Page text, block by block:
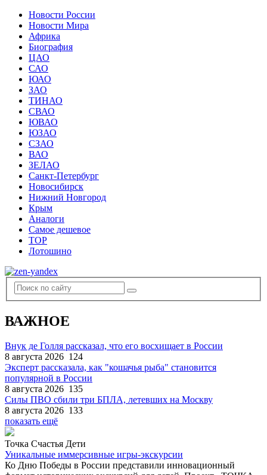
Новости России
Новости Мира
Африка
Биография
ЦАО
САО
ЮАО
ЗАО
ТИНАО
СВАО
ЮВАО
ЮЗАО
СЗАО
ВАО
ЗЕЛАО
Санкт-Петербург
Новосибирск
Нижний Новгород
Крым
Аналоги
Самое дешевое
TOP
Лотошино
ВАЖНОЕ
Внук де Голля рассказал, что его восхищает в России
8 августа 2026 124
Эксперт рассказала, как "кошачья рыба" становится
популярной в России
8 августа 2026 135
Силы ПВО сбили три БПЛА, летевших на Москву
8 августа 2026 133
показать ещё
Точка Счастья Дети
Уникальные иммерсивные игры-экскурсии
Ко Дню Победы в России представили инновационный